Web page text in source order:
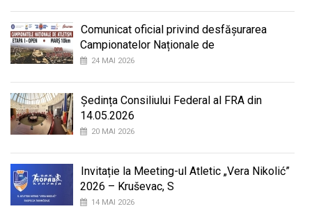
Comunicat oficial privind desfășurarea
Campionatelor Naționale de
24 MAI 2026
Ședința Consiliului Federal al FRA din
14.05.2026
20 MAI 2026
Invitație la Meeting-ul Atletic „Vera Nikolić”
2026 – Kruševac, S
14 MAI 2026